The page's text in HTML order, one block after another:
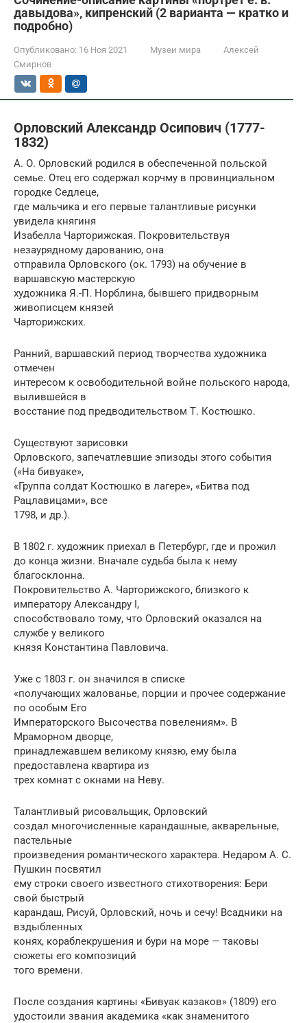
давыдова», кипренский (2 варианта — кратко и
подробно)
Опубликовано: 16 Ноя 2021 Музеи мира
Алексей
Смирнов
Орловский Александр Осипович (1777-
1832)
А. О. Орловский родился в обеспеченной польской
семье. Отец его содержал корчму в провинциальном
городке Седлеце,
где мальчика и его первые талантливые рисунки
увидела княгиня
Изабелла Чарторижская. Покровительствуя
незаурядному дарованию, она
отправила Орловского (ок. 1793) на обучение в
варшавскую мастерскую
художника Я.-П. Норблина, бывшего придворным
живописцем князей
Чарторижских.
Ранний, варшавский период творчества художника
отмечен
интересом к освободительной войне польского народа,
вылившейся в
восстание под предводительством Т. Костюшко.
Существуют зарисовки
Орловского, запечатлевшие эпизоды этого события
(«На бивуаке»,
«Группа солдат Костюшко в лагере», «Битва под
Рацлавицами», все
1798, и др.).
В 1802 г. художник приехал в Петербург, где и прожил
до конца жизни. Вначале судьба была к нему
благосклонна.
Покровительство А. Чарторижского, близкого к
императору Александру I,
способствовало тому, что Орловский оказался на
службе у великого
князя Константина Павловича.
Уже с 1803 г. он значился в списке
«получающих жалованье, порции и прочее содержание
по особым Его
Императорского Высочества повелениям». В
Мраморном дворце,
принадлежавшем великому князю, ему была
предоставлена квартира из
трех комнат с окнами на Неву.
Талантливый рисовальщик, Орловский
создал многочисленные карандашные, акварельные,
пастельные
произведения романтического характера. Недаром А. С.
Пушкин посвятил
ему строки своего известного стихотворения: Бери
свой быстрый
карандаш, Рисуй, Орловский, ночь и сечу! Всадники на
вздыбленных
конях, кораблекрушения и бури на море — таковы
сюжеты его композиций
того времени.
После создания картины «Бивуак казаков» (1809) его
удостоили звания академика «как знаменитого